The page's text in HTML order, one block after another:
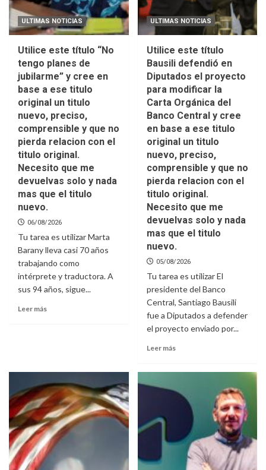
ULTIMAS NOTICIAS
Utilice este título “No
tengo planes de
jubilarme” y cree en
base a ese titulo
original un titulo
nuevo, preciso,
comprensible y que no
pierda relacion con el
titulo original.
Necesito que me
devuelvas solo y nada
mas que el titulo
nuevo.
06/08/2026
Tu tarea es utilizar Marta
Barany lleva casi 70 años
trabajando como
intérprete y traductora. A
sus 94 años, sigue...
Leer más
ULTIMAS NOTICIAS
Utilice este título
Bausili defendió en
Diputados el proyecto
para modificar la
Carta Orgánica del
Banco Central y cree
en base a ese titulo
original un titulo
nuevo, preciso,
comprensible y que no
pierda relacion con el
titulo original.
Necesito que me
devuelvas solo y nada
mas que el titulo
nuevo.
05/08/2026
Tu tarea es utilizar El
presidente del Banco
Central, Santiago Bausili
fue a Diputados a defender
el proyecto enviado por...
Leer más